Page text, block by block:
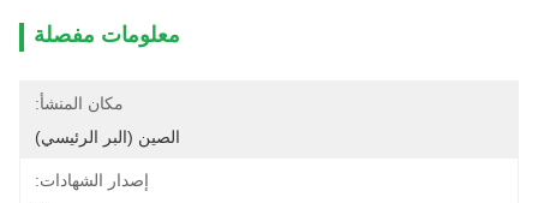
معلومات مفصلة
مكان المنشأ:
الصين (البر الرئيسي)
إصدار الشهادات: